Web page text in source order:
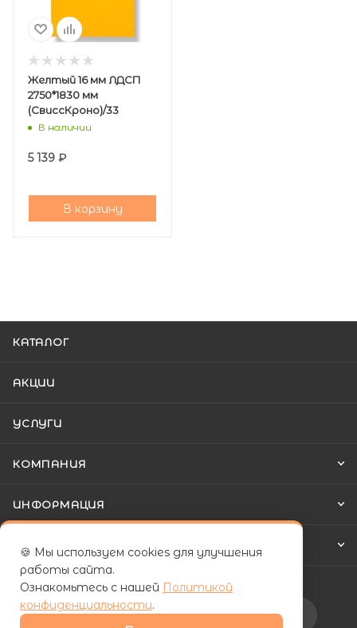
Желтый 16 мм ЛДСП
2750*1830 мм
(СвиссКроно)/33
В наличии
5 139 ₽
В корзину
КАТАЛОГ
АКЦИИ
УСЛУГИ
КОМПАНИЯ
ИНФОРМАЦИЯ
КАК КУПИТЬ
Подписаться на рассылку
🍪 Мы используем cookies для улучшения
работы сайта.
Ознакомьтесь с нашей Политикой
конфиденциальности.